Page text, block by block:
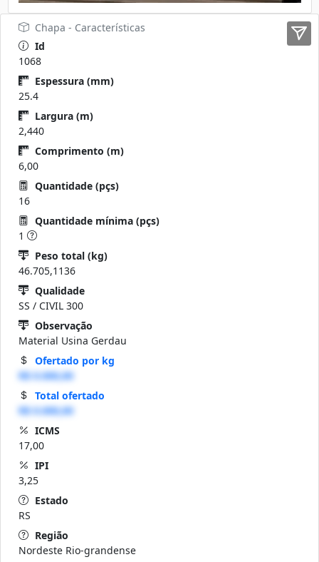
Chapa - Características
Id
1068
Espessura (mm)
25.4
Largura (m)
2,440
Comprimento (m)
6,00
Quantidade (pçs)
16
Quantidade mínima (pçs)
1
Peso total (kg)
46.705,1136
Qualidade
SS / CIVIL 300
Observação
Material Usina Gerdau
Ofertado por kg
R$ 0.000,00
Total ofertado
R$ 0.000,00
ICMS
17,00
IPI
3,25
Estado
RS
Região
Nordeste Rio-grandense